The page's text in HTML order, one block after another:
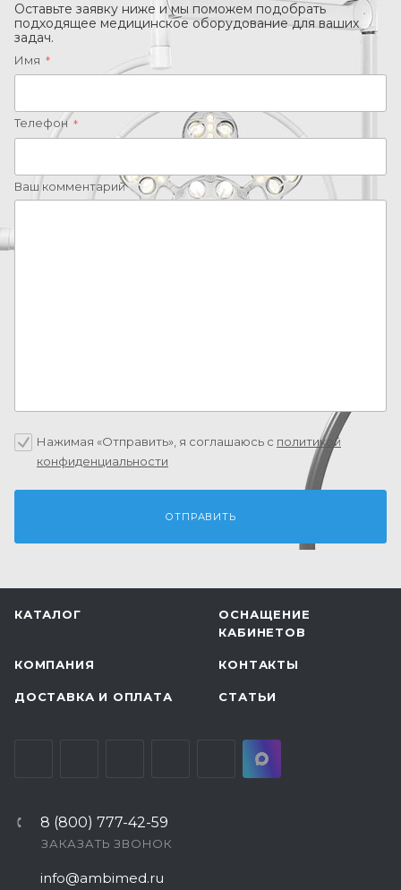
Оставьте заявку ниже и мы поможем подобрать
подходящее медицинское оборудование для ваших
задач.
Имя *
Телефон *
Ваш комментарий
Нажимая «Отправить», я соглашаюсь c политикой
конфиденциальности
КАТАЛОГ
ОСНАЩЕНИЕ
КАБИНЕТОВ
КОМПАНИЯ КОНТАКТЫ
ДОСТАВКА И ОПЛАТА СТАТЬИ
8 (800) 777-42-59
ЗАКАЗАТЬ ЗВОНОК
info@ambimed.ru